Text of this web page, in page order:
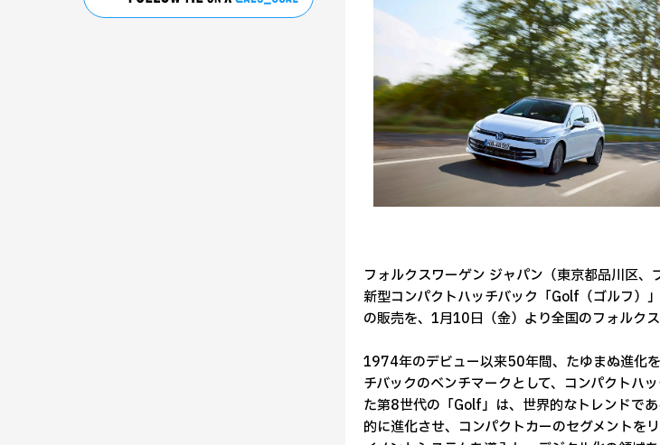
フォルクスワーゲン ジャパン（東京都品川区
新型コンパクトハッチバック「Golf（ゴルフ）
の販売を、1月10日（金）より全国のフォルク
1974年のデビュー以来50年間、たゆまぬ進化
チバックのベンチマークとして、コンパクトハ
た第8世代の「Golf」は、世界的なトレンドで
的に進化させ、コンパクトカーのセグメント